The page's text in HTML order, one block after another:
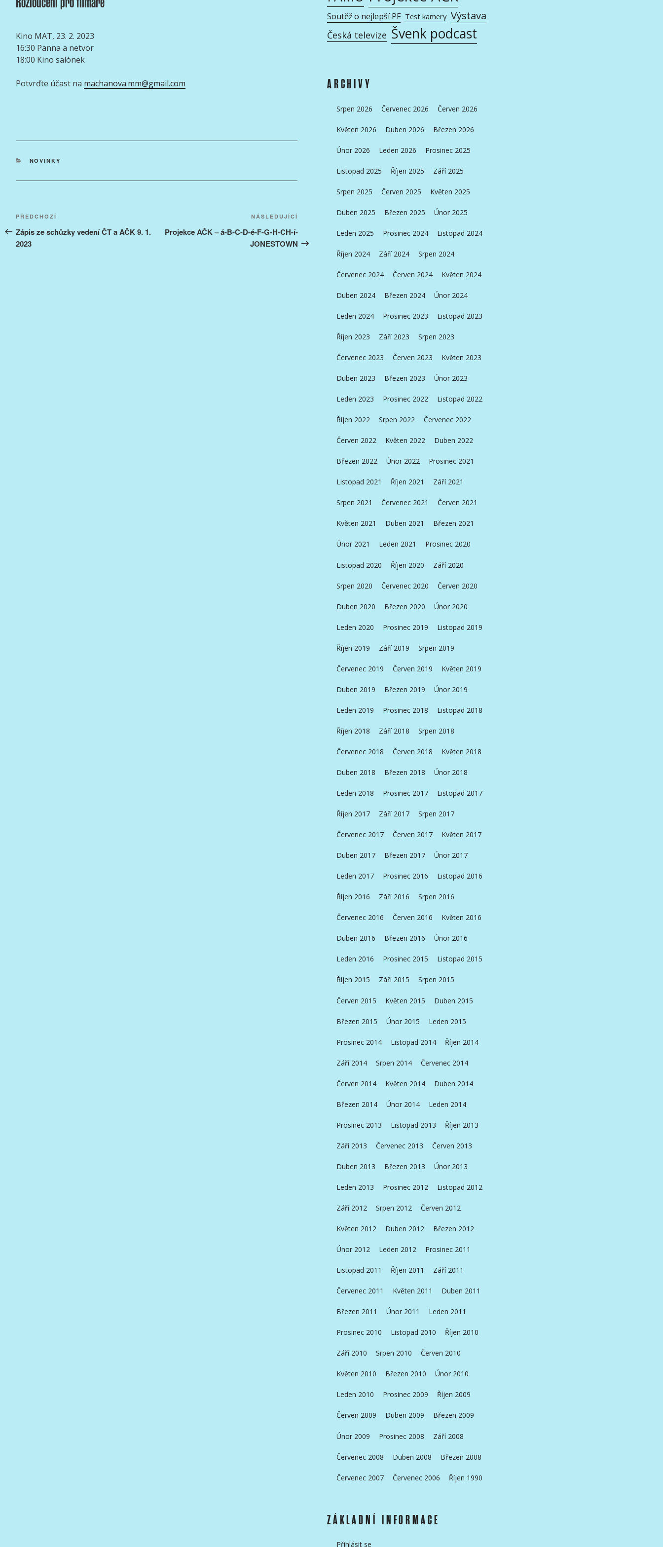
Kino MAT, 23. 2. 2023
16:30 Panna a netvor
18:00 Kino salónek
Potvrďte účast na machanova.mm@gmail.com
RUBRIKY
NOVINKY
Navigace
pro
příspěvek
Předchozí
příspěvek
PŘEDCHOZÍ
Zápis ze schůzky vedení ČT a AČK 9. 1.
2023
Následující
příspěvek
NÁSLEDUJÍCÍ
Projekce AČK – á-B-C-D-é-F-G-H-CH-í-
JONESTOWN
Soutěž o nejlepší PF Test kamery Výstava
Česká televize Švenk podcast
ARCHIVY
Srpen 2026 Červenec 2026 Červen 2026
Květen 2026 Duben 2026 Březen 2026
Únor 2026 Leden 2026 Prosinec 2025
Listopad 2025 Říjen 2025 Září 2025
Srpen 2025 Červen 2025 Květen 2025
Duben 2025 Březen 2025 Únor 2025
Leden 2025 Prosinec 2024 Listopad 2024
Říjen 2024 Září 2024 Srpen 2024
Červenec 2024 Červen 2024 Květen 2024
Duben 2024 Březen 2024 Únor 2024
Leden 2024 Prosinec 2023 Listopad 2023
Říjen 2023 Září 2023 Srpen 2023
Červenec 2023 Červen 2023 Květen 2023
Duben 2023 Březen 2023 Únor 2023
Leden 2023 Prosinec 2022 Listopad 2022
Říjen 2022 Srpen 2022 Červenec 2022
Červen 2022 Květen 2022 Duben 2022
Březen 2022 Únor 2022 Prosinec 2021
Listopad 2021 Říjen 2021 Září 2021
Srpen 2021 Červenec 2021 Červen 2021
Květen 2021 Duben 2021 Březen 2021
Únor 2021 Leden 2021 Prosinec 2020
Listopad 2020 Říjen 2020 Září 2020
Srpen 2020 Červenec 2020 Červen 2020
Duben 2020 Březen 2020 Únor 2020
Leden 2020 Prosinec 2019 Listopad 2019
Říjen 2019 Září 2019 Srpen 2019
Červenec 2019 Červen 2019 Květen 2019
Duben 2019 Březen 2019 Únor 2019
Leden 2019 Prosinec 2018 Listopad 2018
Říjen 2018 Září 2018 Srpen 2018
Červenec 2018 Červen 2018 Květen 2018
Duben 2018 Březen 2018 Únor 2018
Leden 2018 Prosinec 2017 Listopad 2017
Říjen 2017 Září 2017 Srpen 2017
Červenec 2017 Červen 2017 Květen 2017
Duben 2017 Březen 2017 Únor 2017
Leden 2017 Prosinec 2016 Listopad 2016
Říjen 2016 Září 2016 Srpen 2016
Červenec 2016 Červen 2016 Květen 2016
Duben 2016 Březen 2016 Únor 2016
Leden 2016 Prosinec 2015 Listopad 2015
Říjen 2015 Září 2015 Srpen 2015
Červen 2015 Květen 2015 Duben 2015
Březen 2015 Únor 2015 Leden 2015
Prosinec 2014 Listopad 2014 Říjen 2014
Září 2014 Srpen 2014 Červenec 2014
Červen 2014 Květen 2014 Duben 2014
Březen 2014 Únor 2014 Leden 2014
Prosinec 2013 Listopad 2013 Říjen 2013
Září 2013 Červenec 2013 Červen 2013
Duben 2013 Březen 2013 Únor 2013
Leden 2013 Prosinec 2012 Listopad 2012
Září 2012 Srpen 2012 Červen 2012
Květen 2012 Duben 2012 Březen 2012
Únor 2012 Leden 2012 Prosinec 2011
Listopad 2011 Říjen 2011 Září 2011
Červenec 2011 Květen 2011 Duben 2011
Březen 2011 Únor 2011 Leden 2011
Prosinec 2010 Listopad 2010 Říjen 2010
Září 2010 Srpen 2010 Červen 2010
Květen 2010 Březen 2010 Únor 2010
Leden 2010 Prosinec 2009 Říjen 2009
Červen 2009 Duben 2009 Březen 2009
Únor 2009 Prosinec 2008 Září 2008
Červenec 2008 Duben 2008 Březen 2008
Červenec 2007 Červenec 2006 Říjen 1990
ZÁKLADNÍ INFORMACE
Přihlásit se